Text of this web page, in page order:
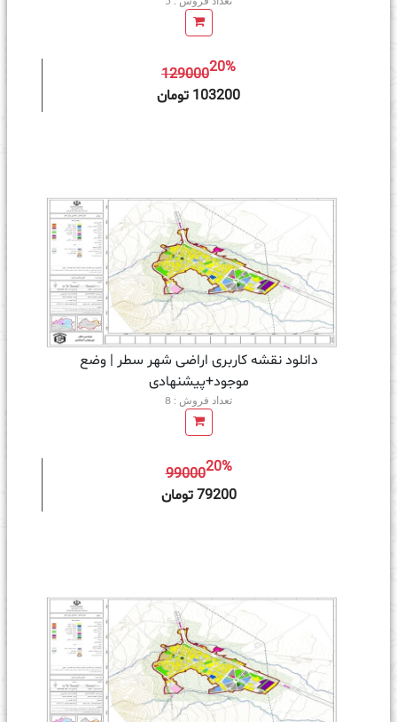
12900020%
103200 تومان
دانلود نقشه کاربری اراضی شهر سطر | وضع
موجود+پیشنهادی
تعداد فروش : 8
9900020%
79200 تومان